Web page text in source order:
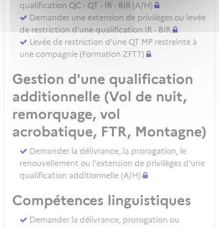
qualification QC - QT - IR - BIR (A/H)
Demander une extension de privilèges ou levée
de restriction d'une qualification IR - BIR
Levée de restriction d'une QT MP restreinte à
une compagnie (Formation ZFTT)
Gestion d'une qualification
additionnelle (Vol de nuit,
remorquage, vol
acrobatique, FTR, Montagne)
Demander la délivrance, la prorogation, le
renouvellement ou l'extension de privilèges d'une
qualification additionnelle (A/H)
Compétences linguistiques
Demander la délivrance, prorogation ou